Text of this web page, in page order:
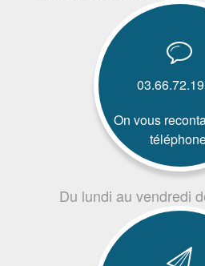
On vous
Du lundi au vendredi